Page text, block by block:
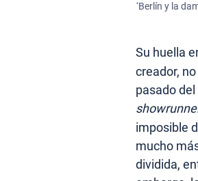
‘Berlín y la
Su huella
creador,
pasado
imposible
mucho
dividida,